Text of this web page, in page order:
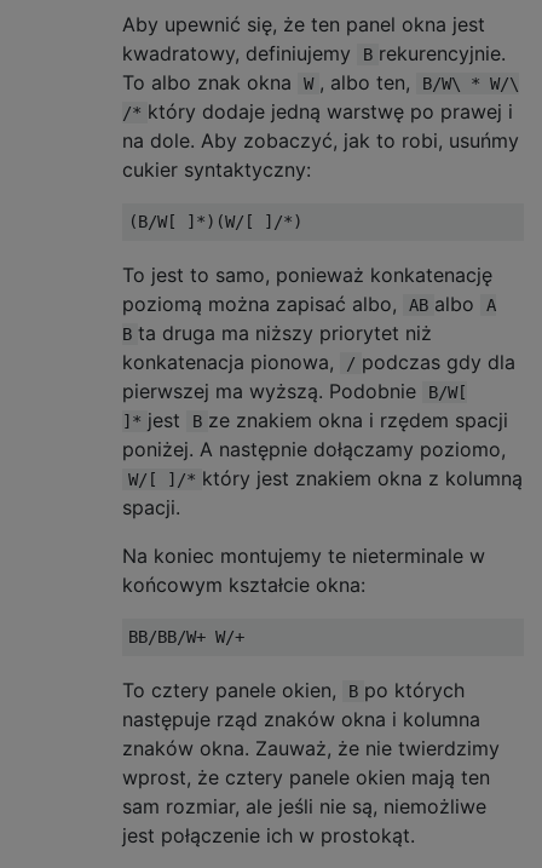
Aby upewnić się, że ten panel okna jest
kwadratowy, definiujemy
B rekurencyjnie.
To albo znak okna
W , albo ten,
B/W\ * W/\
/* który dodaje jedną warstwę po prawej i
na dole. Aby zobaczyć, jak to robi, usuńmy
cukier syntaktyczny:
To jest to samo, ponieważ konkatenację
poziomą można zapisać albo,
AB albo
A
B ta druga ma niższy priorytet niż
konkatenacja pionowa,
/ podczas gdy dla
pierwszej ma wyższą. Podobnie
B/W[
]* jest B ze znakiem okna i rzędem spacji
poniżej. A następnie dołączamy poziomo,
W/[ ]/* który jest znakiem okna z kolumną
spacji.
Na koniec montujemy te nieterminale w
końcowym kształcie okna:
To cztery panele okien, B po których
następuje rząd znaków okna i kolumna
znaków okna. Zauważ, że nie twierdzimy
wprost, że cztery panele okien mają ten
sam rozmiar, ale jeśli nie są, niemożliwe
jest połączenie ich w prostokąt.